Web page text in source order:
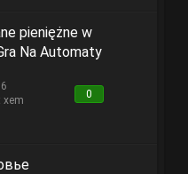
pieniężne w
Na Automaty
xem
0